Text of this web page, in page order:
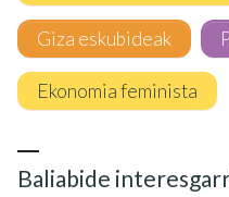
Giza eskubideak
Ekonomia feminista
Baliabide